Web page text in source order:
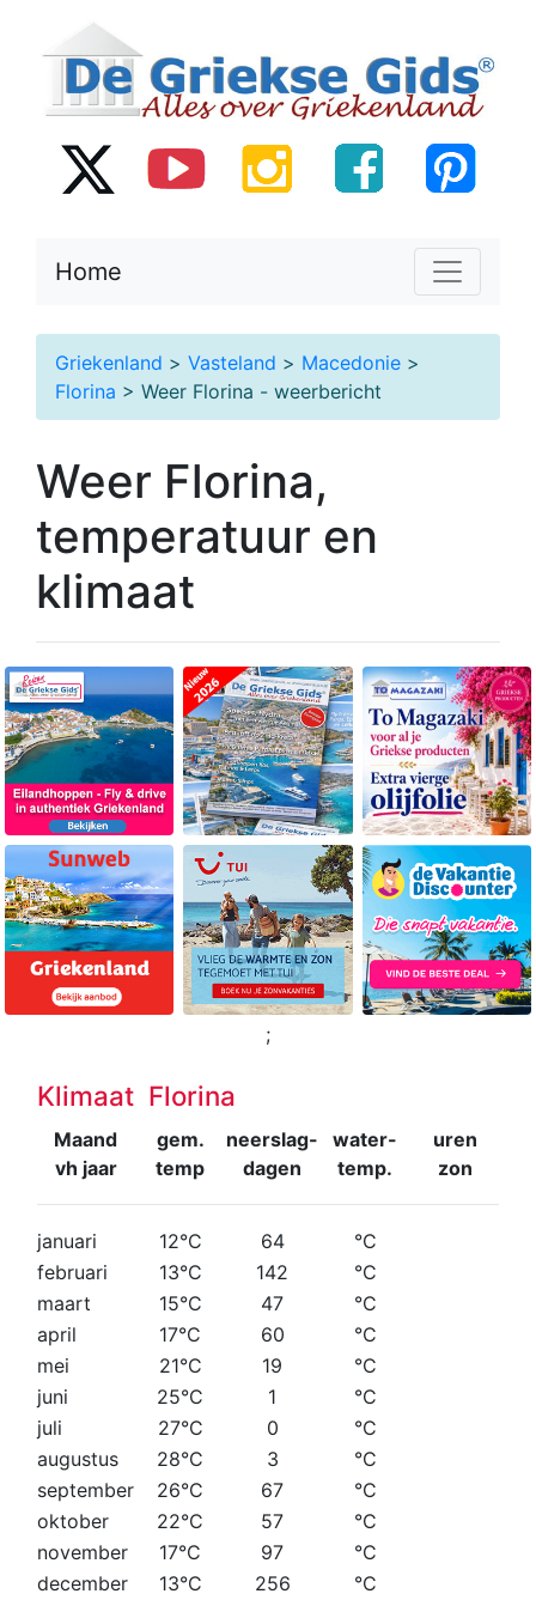
Home
Griekenland > Vasteland > Macedonie >
Florina > Weer Florina - weerbericht
Weer Florina,
temperatuur en
klimaat
;
Klimaat Florina
Maand
vh jaar
gem.
temp
neerslag-
dagen
water-
temp.
uren
zon
januari 12°C 64
°C
februari
13°C 142
°C
maart
15°C 47
°C
april
17°C 60
°C
mei
21°C 19
°C
juni
25°C 1
°C
juli
27°C 0
°C
augustus
28°C 3
°C
september
26°C 67
°C
oktober
22°C 57
°C
november
17°C 97
°C
december
13°C 256 °C